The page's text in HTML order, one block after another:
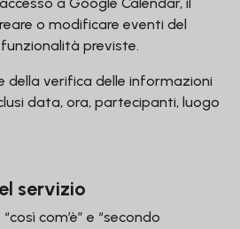
o modificare eventi del
previste.
della verifica delle informazioni
data, ora, partecipanti, luogo
servizio
com’è” e “secondo